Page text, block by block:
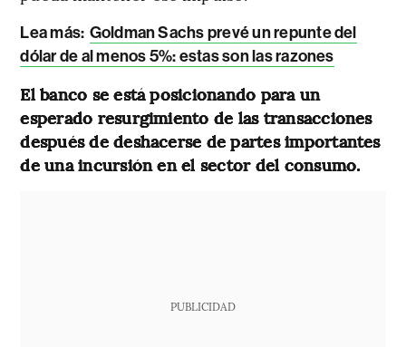
Lea más: Goldman Sachs prevé un repunte del
dólar de al menos 5%: estas son las razones
El banco se está posicionando para un
esperado resurgimiento de las transacciones
después de deshacerse de partes importantes
de una incursión en el sector del consumo.
PUBLICIDAD